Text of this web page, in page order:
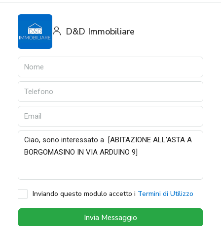
D&D Immobiliare
Inviando questo modulo accetto i Termini di Utilizzo
Invia Messaggio